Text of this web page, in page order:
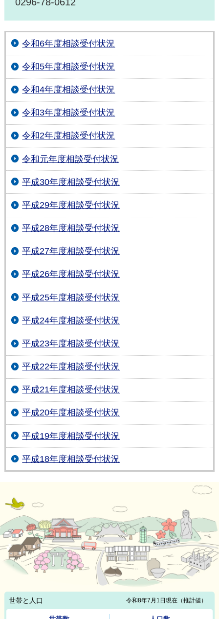
令和6年度相談受付状況
令和5年度相談受付状況
令和4年度相談受付状況
令和3年度相談受付状況
令和2年度相談受付状況
令和元年度相談受付状況
平成30年度相談受付状況
平成29年度相談受付状況
平成28年度相談受付状況
平成27年度相談受付状況
平成26年度相談受付状況
平成25年度相談受付状況
平成24年度相談受付状況
平成23年度相談受付状況
平成22年度相談受付状況
平成21年度相談受付状況
平成20年度相談受付状況
平成19年度相談受付状況
平成18年度相談受付状況